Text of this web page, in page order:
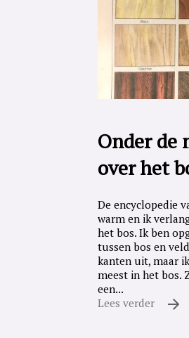
Onder de
over het
De encyclopedie
warm en ik
het bos. Ik ben
tussen bos en
kanten uit, maar
meest in het bos.
een...
Lees verder